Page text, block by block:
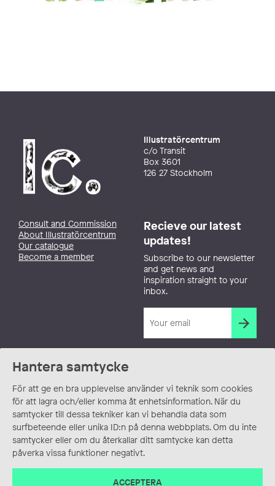
Hantera samtycke
För att ge en bra upplevelse använder vi teknik som cookies
för att lagra och/eller komma åt enhetsinformation. När du
samtycker till dessa tekniker kan vi behandla data som
surfbeteende eller unika ID:n på denna webbplats. Om du inte
samtycker eller om du återkallar ditt samtycke kan detta
påverka vissa funktioner negativt.
ACCEPTERA
Illustratörcentrum
c/o Transit
Box 3601
126 27 Stockholm
Consult and Commission
About Illustratörcentrum
Our catalogue
Become a member
Recieve our latest
updates!
Subscribe to our newsletter
and get news and
inspiration straight to your
inbox.